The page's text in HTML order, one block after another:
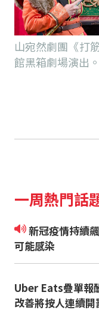
山宛然劇團《打
館黑箱劇場演出
一周熱門話
新冠疫情持續飆升 常見八大症狀 沒發燒也
可能感染
Uber Eats疊單報
改善將按人連續開